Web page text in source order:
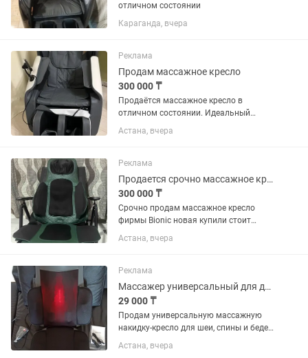
отличном состоянии
Караганда, вчера
Реклама
Продам массажное кресло
300 000 ₸
Продаётся массажное кресло в
отличном состоянии. Идеальный
вариант для дома — помогает
расслабиться после рабочего дня,
ногах. Есть несколько режимов
массажа,...
Астана, вчера
Реклама
Продается срочно массажное кресло Bionic новая
300 000 ₸
Срочно продам массажное кресло
фирмы Bionic новая купили стоит
просто так не пользуемся Корейская
Торг имеется
Астана, вчера
Реклама
Массажер универсальный для дома, офиса и автомобиля
29 000 ₸
Продам универсальную массажную
накидку-кресло для шеи, спины и бедер,
с возможностью подключения в
розетку на 220 В и прикуриватель на
Астана, вчера